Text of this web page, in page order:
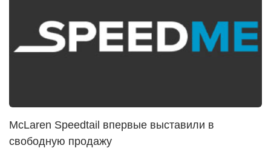
McLaren Speedtail впервые выставили в
свободную продажу